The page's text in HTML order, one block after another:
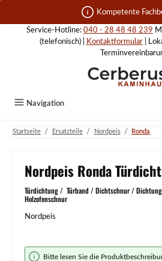
Zum Hauptinhalt springen Kompetente
Service-Hotline: 040 - 28 48 48 239
(telefonisch) |
Kontaktformular|
Navigation
Startseite / Ersatzteile / Nordpeis / Ronda
Nordpeis Ronda
Türdichtung / Türband / Dichtschnur /
Holzofenschnur
Nordpeis
Bildergalerie überspringen
Bitte lesen Sie die